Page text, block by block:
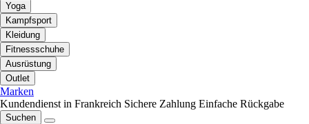
Yoga
Kampfsport
Kleidung
Fitnessschuhe
Ausrüstung
Outlet
Marken
Kundendienst in Frankreich Sichere Zahlung Einfache Rückgabe
Suchen